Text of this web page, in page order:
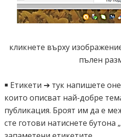
кликнете върху
пълен
￭ Етикети ➔ тук напишете
които описват най-добре
публикация. Броят им да е
сте готови натиснете бутона